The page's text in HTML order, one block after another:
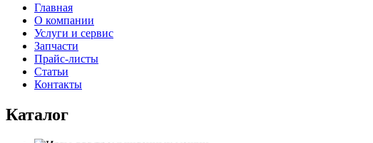
Главная
О компании
Услуги и сервис
Запчасти
Прайс-листы
Статьи
Контакты
Каталог